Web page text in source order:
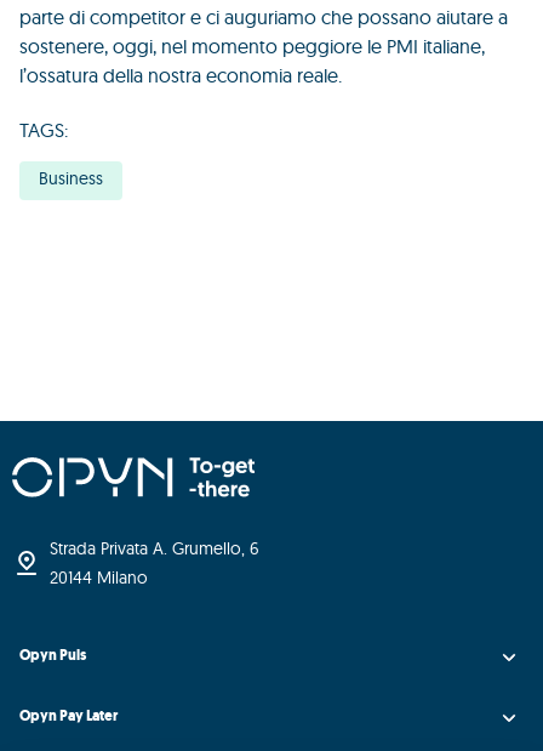
parte di competitor e ci auguriamo che possano aiutare a
sostenere, oggi, nel momento peggiore le PMI italiane,
l’ossatura della nostra economia reale.
TAGS:
Business
Strada Privata A. Grumello, 6
20144 Milano
Opyn Puls
Opyn Pay Later